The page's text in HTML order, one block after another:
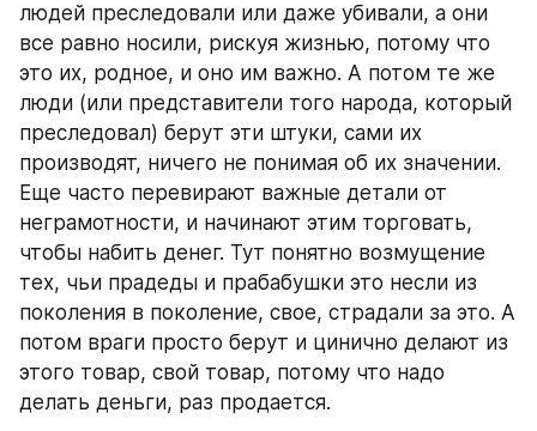
людей преследовали или даже убивали, а они
все равно носили, рискуя жизнью, потому что
это их, родное, и оно им важно. А потом те же
люди (или представители того народа, который
преследовал) берут эти штуки, сами их
производят, ничего не понимая об их значении.
Еще часто перевирают важные детали от
неграмотности, и начинают этим торговать,
чтобы набить денег. Тут понятно возмущение
тех, чьи прадеды и прабабушки это несли из
поколения в поколение, свое, страдали за это. А
потом враги просто берут и цинично делают из
этого товар, свой товар, потому что надо
делать деньги, раз продается.